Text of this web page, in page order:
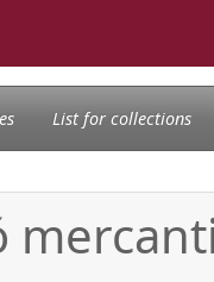
List for collections